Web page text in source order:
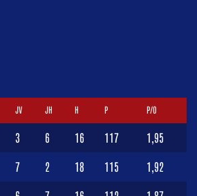
JV JH H P P/O
3 6 16 117 1,95
7 2 18 115 1,92